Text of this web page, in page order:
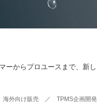
ーからプロユースまで、新し
外向け販売 ／ TPMS企画開発